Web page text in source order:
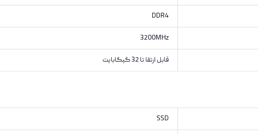
DDR4
3200MHz
قابل ارتقا تا 32 گیگابایت
SSD